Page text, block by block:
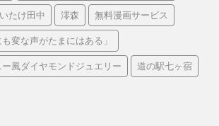
たけ田中 澪森 無料漫画サービス
変な声がたまにはある」
風ダイヤモンドジュエリー 道の駅七ヶ宿